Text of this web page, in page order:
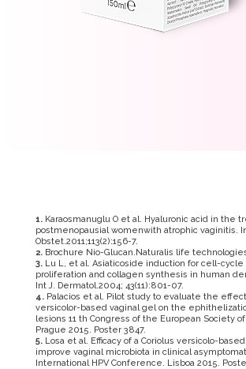
1.Karaosmanuglu O et al. Hyaluronic acid in the
postmenopausial womenwith atrophic vaginitis.
Obstet.2011;113(2):156-7.
2.Brochure Nio-Glucan.Naturalis life
3.Lu L, et al. Asiaticoside induction for cell-cycle
proliferation and collagen synthesis in human
Int J. Dermatol.2004; 43(11):801-07.
4.Palacios et al. Pilot study to evaluate the effect
versicolor-based vaginal gel on the
lesions 11 th Congress of the European Society
Prague 2015. Poster 3847.
5.Losa et al. Efficacy of a Coriolus versicolo-
improve vaginal microbiota in clinical
International HPV Conference. Lisboa 2015.